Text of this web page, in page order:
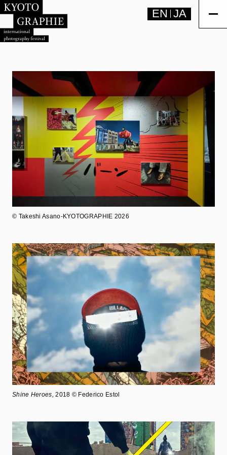
EN JA
©︎ Takeshi Asano-KYOTOGRAPHIE 2026
Shine Heroes, 2018 © Federico Estol